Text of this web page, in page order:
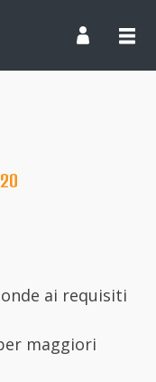
ai requisiti
maggiori